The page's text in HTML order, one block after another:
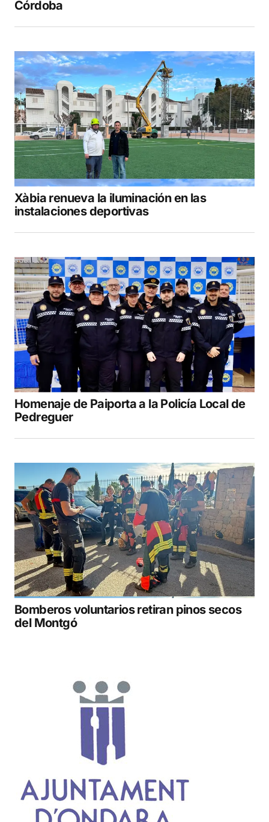
Córdoba
Xàbia renueva la iluminación en las
instalaciones deportivas
Homenaje de Paiporta a la Policía Local de
Pedreguer
Bomberos voluntarios retiran pinos secos
del Montgó